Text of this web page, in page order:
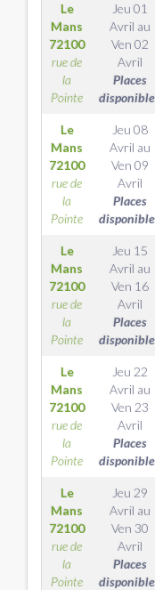
Le
Mans
72100
rue de
la
Pointe
Jeu 01
Avril au
Ven 02
Avril
Places
Le
Mans
72100
rue de
la
Pointe
Jeu 08
Avril au
Ven 09
Avril
Places
Le
Mans
72100
rue de
la
Pointe
Jeu 15
Avril au
Ven 16
Avril
Places
Le
Mans
72100
rue de
la
Pointe
Jeu 22
Avril au
Ven 23
Avril
Places
Le
Mans
72100
rue de
la
Pointe
Jeu 29
Avril au
Ven 30
Avril
Places